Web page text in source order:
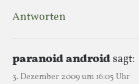
Antworten
paranoid androidsagt:
3. Dezember 2009 um 16:05 Uhr